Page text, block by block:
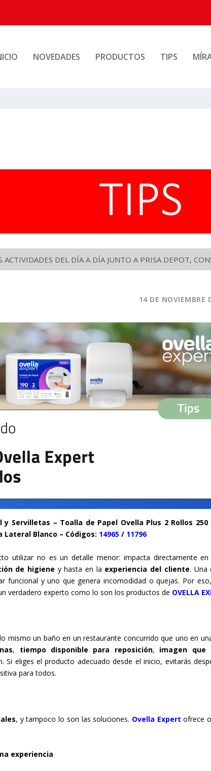
NOVEDADES PRODUCTOS TIPS
DEL DÍA A DÍA JUNTO A PRISA DEPOT,
14 DE NOVIEMBRE
Servilletas – Toalla de Papel Ovella Plus 2 Rollos 250
Lateral Blanco – Códigos: 14965 / 11796
utilizar no es un detalle menor: impacta directamente en
de higiene y hasta en la experiencia del cliente. Una
funcional y uno que genera incomodidad o quejas. Por
verdadero experto como lo son los productos de OVELLA
mismo un baño en un restaurante concurrido que uno en
, tiempo disponible para reposición, imagen que
Si eliges el producto adecuado desde el inicio, evitarás
para todos.
, y tampoco lo son las soluciones. Ovella Expert ofrece
experiencia